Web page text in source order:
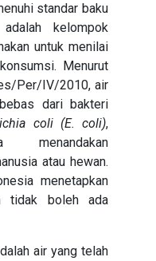
standar baku
kelompok
untuk menilai
Menurut
Per/IV/2010, air
dari bakteri
coli (E. coli),
menandakan
atau hewan.
menetapkan
tidak boleh ada
air yang telah